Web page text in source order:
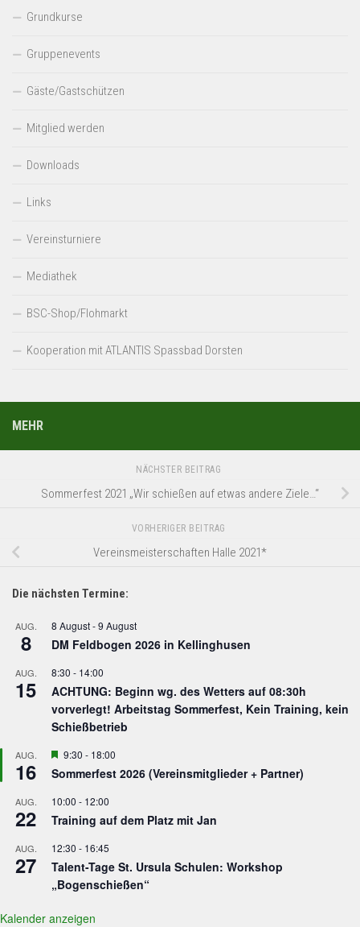
Grundkurse
Gruppenevents
Gäste/Gastschützen
Mitglied werden
Downloads
Links
Vereinsturniere
Mediathek
BSC-Shop/Flohmarkt
Kooperation mit ATLANTIS Spassbad Dorsten
MEHR
NÄCHSTER BEITRAG
Sommerfest 2021 „Wir schießen auf etwas andere Ziele…“
VORHERIGER BEITRAG
Vereinsmeisterschaften Halle 2021*
Die nächsten Termine:
AUG.
8
8 August-9 August
DM Feldbogen 2026 in Kellinghusen
AUG.
15
8:30 - 14:00
ACHTUNG: Beginn wg. des Wetters auf 08:30h
vorverlegt! Arbeitstag Sommerfest, Kein Training, kein
Schießbetrieb
AUG.
16
Hervorgehoben
9:30 - 18:00
Sommerfest 2026 (Vereinsmitglieder + Partner)
AUG.
22
10:00 - 12:00
Training auf dem Platz mit Jan
AUG.
27
12:30 - 16:45
Talent-Tage St. Ursula Schulen: Workshop
„Bogenschießen“
Kalender anzeigen